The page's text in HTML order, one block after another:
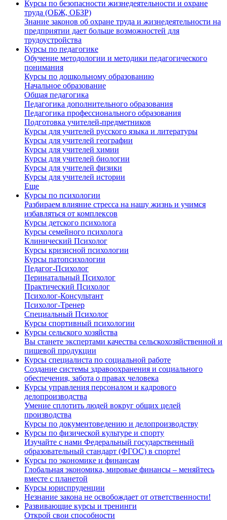
Курсы по безопасности жизнедеятельности и охране
труда (ОБЖ, ОБЗР)
Знание законов об охране труда и жизнедеятельности на
предприятии дает больше возможностей для
трудоустройства
Курсы по педагогике
Обучение методологии и методики педагогического
понимания
Курсы по дошкольному образованию
Начальное образование
Общая педагогика
Педагогика дополнительного образования
Педагогика профессионального образования
Подготовка учителей-предметников
Курсы для учителей русского языка и литературы
Курсы для учителей географии
Курсы для учителей химии
Курсы для учителей биологии
Курсы для учителей физики
Курсы для учителей истории
Еще
Курсы по психологии
Разбираем влияние стресса на нашу жизнь и учимся
избавляться от комплексов
Курсы детского психолога
Курсы семейного психолога
Клинический Психолог
Курсы кризисной психологии
Курсы патопсихологии
Педагог-Психолог
Перинатальный Психолог
Практический Психолог
Психолог-Консультант
Психолог-Тренер
Специальный Психолог
Курсы спортивный психологии
Курсы сельского хозяйства
Вы станете экспертами качества сельскохозяйственной и
пищевой продукции
Курсы специалиста по социальной работе
Создание системы здравоохранения и социального
обеспечения, забота о правах человека
Курсы управления персоналом и кадрового
делопроизводства
Умение сплотить людей вокруг общих целей
производства
Курсы по документоведению и делопроизводству
Курсы по физической культуре и спорту
Изучайте с нами Федеральный государственный
образовательный стандарт (ФГОС) в спорте!
Курсы по экономике и финансам
Глобальная экономика, мировые финансы – меняйтесь
вместе с планетой
Курсы юриспруденции
Незнание закона не освобождает от ответственности!
Развивающие курсы и тренинги
Открой свои способности